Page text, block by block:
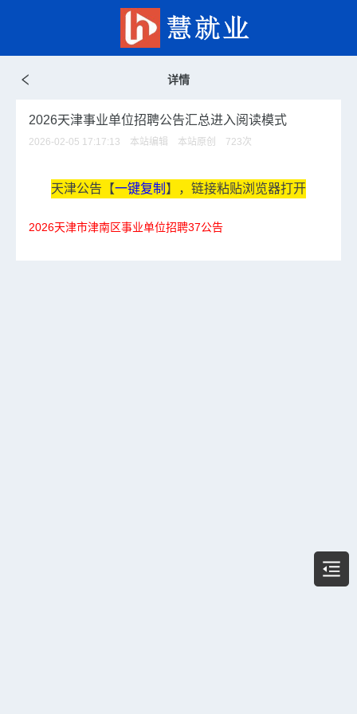
详情
2026天津事业单位招聘公告汇总进入阅读模式
2026-02-05 17:17:13 本站编辑 本站原创 723次
天津公告【一键复制 】，链接粘贴浏览器打开
2026天津市津南区事业单位招聘37公告